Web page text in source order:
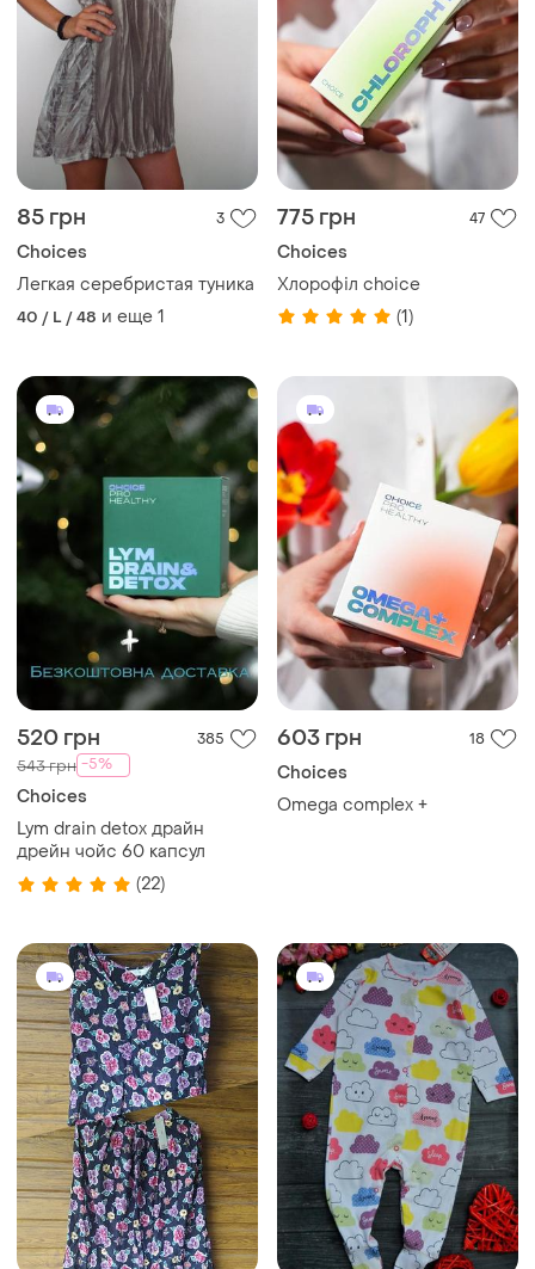
85 грн 3
Choices
Легкая серебристая туника
40 / L / 48 и еще 1
775 грн 47
Choices
Хлорофіл choice
(1)
520 грн 385
543 грн -5%
Choices
Lym drain detox драйн
дрейн чойс 60 капсул
(22)
603 грн 18
Choices
Omega complex +